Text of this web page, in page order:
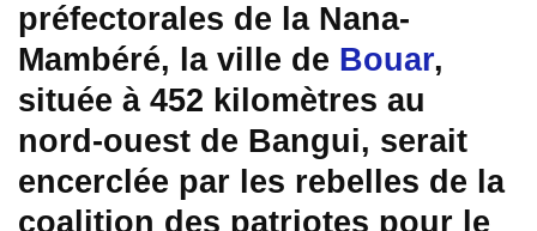
préfectorales de la Nana-
Mambéré, la ville de Bouar,
située à 452 kilomètres au
nord-ouest de Bangui, serait
encerclée par les rebelles de la
coalition des patriotes pour le